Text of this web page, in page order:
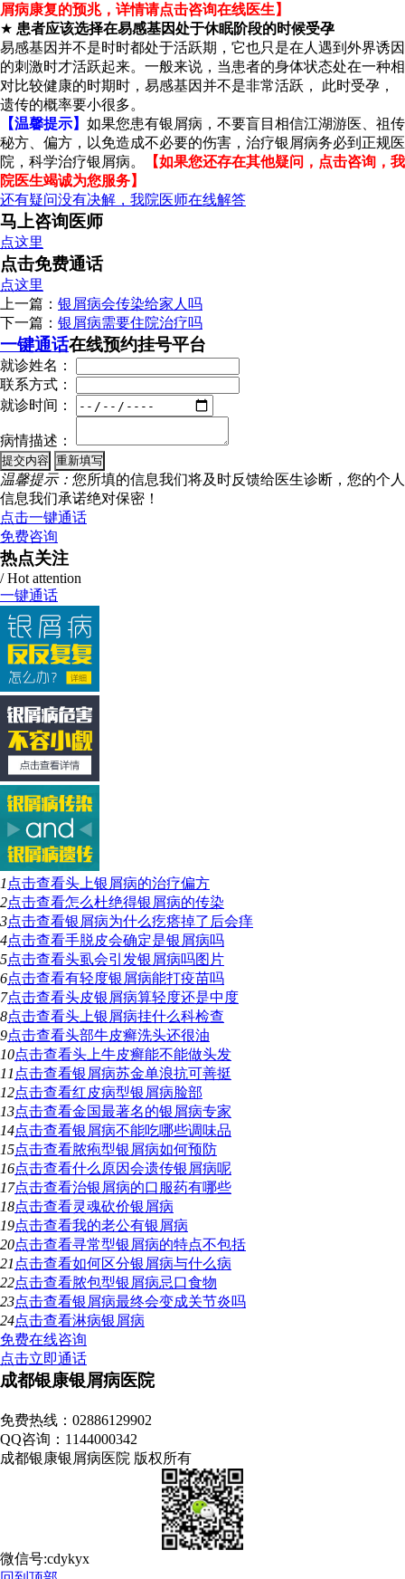
屑病康复的预兆，详情请点击咨询在线医生】
★ 患者应该选择在易感基因处于休眠阶段的时候受孕
易感基因并不是时时都处于活跃期，它也只是在人遇到外界诱因
的刺激时才活跃起来。一般来说，当患者的身体状态处在一种相
对比较健康的时期时，易感基因并不是非常活跃， 此时受孕，
遗传的概率要小很多。
【温馨提示】 如果您患有银屑病，不要盲目相信江湖游医、祖传
秘方、偏方，以免造成不必要的伤害，治疗银屑病务必到正规医
院，科学治疗银屑病。
【如果您还存在其他疑问，点击咨询，我
院医生竭诚为您服务】
还有疑问没有决解，我院医师在线解答
马上咨询医师
点这里
点击免费通话
点这里
上一篇： 银屑病会传染给家人吗
下一篇： 银屑病需要住院治疗吗
一键通话在线预约挂号平台
就诊姓名：
联系方式：
就诊时间：
病情描述：
温馨提示： 您所填的信息我们将及时反馈给医生诊断，您的个人
信息我们承诺绝对保密！
点击一键通话
免费咨询
热点关注
/ Hot attention
一键通话
1 点击查看头上银屑病的治疗偏方
2点击查看怎么杜绝得银屑病的传染
3点击查看银屑病为什么疙瘩掉了后会痒
4点击查看手脱皮会确定是银屑病吗
5点击查看头虱会引发银屑病吗图片
6点击查看有轻度银屑病能打疫苗吗
7点击查看头皮银屑病算轻度还是中度
8点击查看头上银屑病挂什么科检查
9点击查看头部牛皮癣洗头还很油
10点击查看头上牛皮癣能不能做头发
11 点击查看银屑病苏金单浪抗可善挺
12点击查看红皮病型银屑病脸部
13点击查看金国最著名的银屑病专家
14点击查看银屑病不能吃哪些调味品
15点击查看脓疱型银屑病如何预防
16点击查看什么原因会遗传银屑病呢
17点击查看治银屑病的口服药有哪些
18点击查看灵魂砍价银屑病
19点击查看我的老公有银屑病
20点击查看寻常型银屑病的特点不包括
21 点击查看如何区分银屑病与什么病
22点击查看脓包型银屑病忌口食物
23点击查看银屑病最终会变成关节炎吗
24点击查看淋病银屑病
免费在线咨询
点击立即通话
成都银康银屑病医院
免费热线：02886129902
QQ咨询：1144000342
成都银康银屑病医院 版权所有
微信号:cdykyx